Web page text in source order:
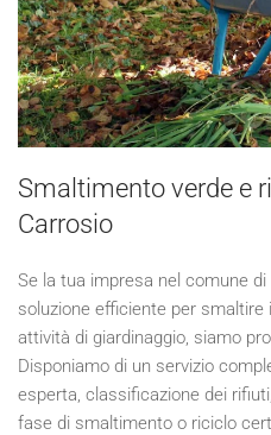
Smaltimento verde e
Carrosio
Se la tua impresa nel comune
soluzione efficiente per smaltire
attività di giardinaggio, siamo
Disponiamo di un servizio
esperta, classificazione dei
fase di smaltimento o riciclo